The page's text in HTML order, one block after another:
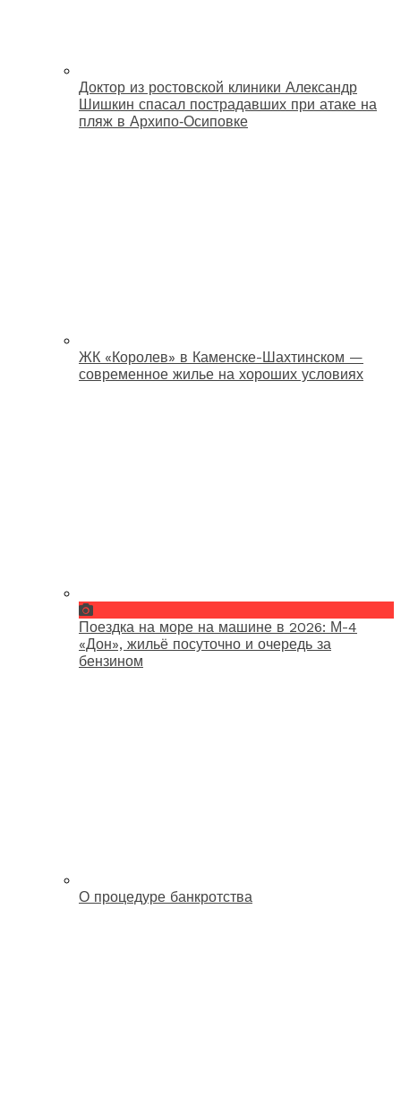
Доктор из ростовской клиники Александр
Шишкин спасал пострадавших при атаке на
пляж в Архипо‑Осиповке
ЖК «Королев» в Каменске-Шахтинском —
современное жилье на хороших условиях
Поездка на море на машине в 2026: М-4
«Дон», жильё посуточно и очередь за
бензином
О процедуре банкротства